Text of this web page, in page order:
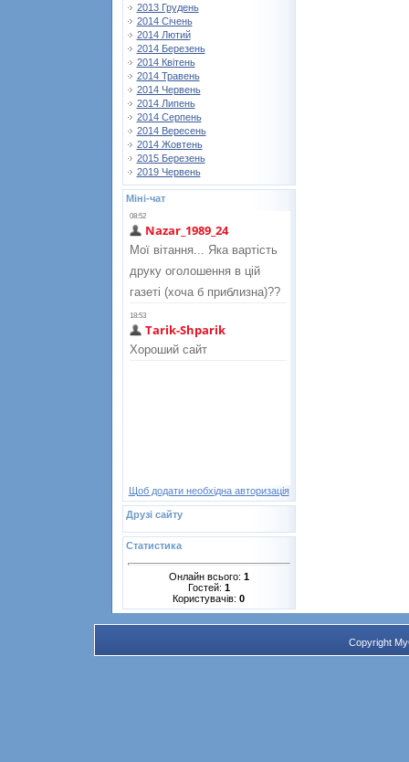
2013 Грудень
2014 Січень
2014 Лютий
2014 Березень
2014 Квітень
2014 Травень
2014 Червень
2014 Липень
2014 Серпень
2014 Вересень
2014 Жовтень
2015 Березень
2019 Червень
Міні-чат
Щоб додати необхідна авторизація
Друзі сайту
Статистика
Онлайн всього: 1
Гостей: 1
Користувачів: 0
Copyright